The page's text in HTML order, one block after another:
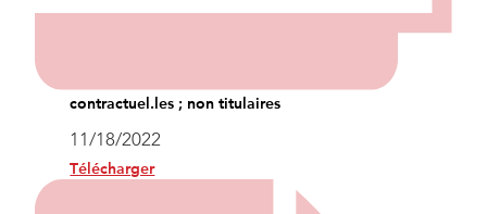
contractuel.les ; non titulaires
11/18/2022
Télécharger